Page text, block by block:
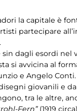
la capitale è
partecipare
dagli esordi nel
si avvicina al
e Angelo Conti.
giovanili e
tra le altre,
Fern”(1919